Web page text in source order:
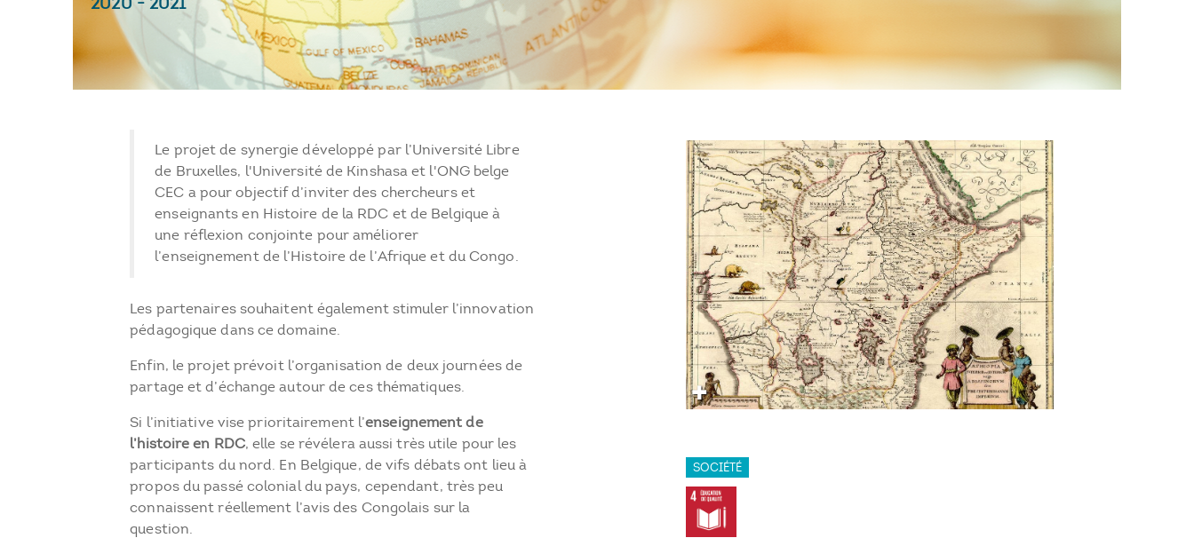
Le projet de synergie développé par l’Université Libre
de Bruxelles, l'Université de Kinshasa et l'ONG belge
CEC a pour objectif d’inviter des chercheurs et
enseignants en Histoire de la RDC et de Belgique à
une réflexion conjointe pour améliorer
l’enseignement de l’Histoire de l’Afrique et du Congo.
Les partenaires souhaitent également stimuler l’innovation
pédagogique dans ce domaine.
Enfin, le projet prévoit l’organisation de deux journées de
partage et d’échange autour de ces thématiques.
Si l’initiative vise prioritairement l’enseignement de
l’histoire en RDC, elle se révélera aussi très utile pour les
participants du nord. En Belgique, de vifs débats ont lieu à
propos du passé colonial du pays, cependant, très peu
connaissent réellement l’avis des Congolais sur la
question.
SOCIÉTÉ